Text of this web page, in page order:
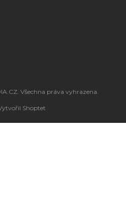
Shoptet
. Všechna práva vyhrazena.